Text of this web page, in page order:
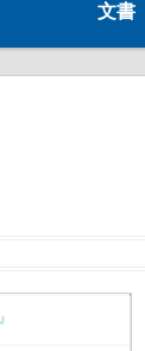
文書